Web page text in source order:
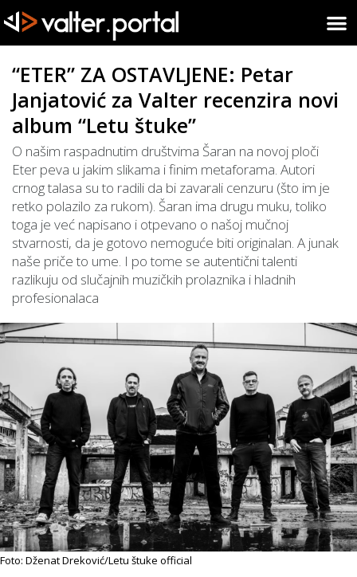
“ETER” ZA OSTAVLJENE: Petar
Janjatović za Valter recenzira novi
album “Letu štuke”
O našim raspadnutim društvima Šaran na novoj ploči
Eter peva u jakim slikama i finim metaforama. Autori
crnog talasa su to radili da bi zavarali cenzuru (što im je
retko polazilo za rukom). Šaran ima drugu muku, toliko
toga je već napisano i otpevano o našoj mučnoj
stvarnosti, da je gotovo nemoguće biti originalan. A junak
naše priče to ume. I po tome se autentični talenti
razlikuju od slučajnih muzičkih prolaznika i hladnih
profesionalaca
Foto: Dženat Dreković/Letu štuke official